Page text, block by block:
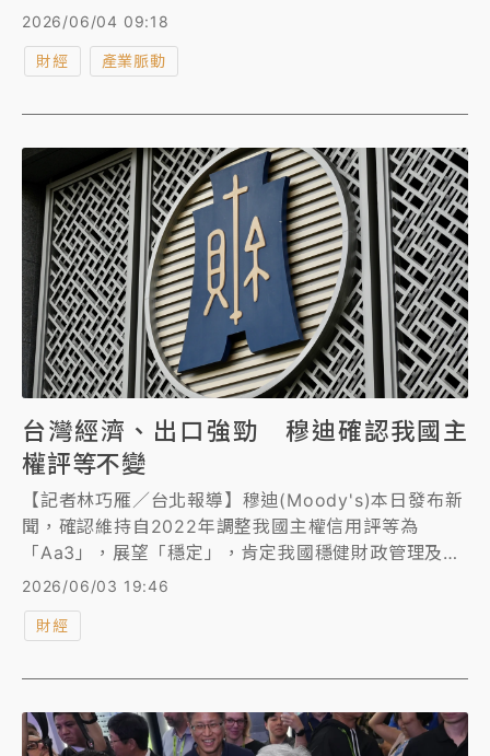
積公電一如既往的支持，讓我們得以再次收穫成果豐碩
新高，「我們的股價在過去1年的表現也令人驚豔，從
月3號的股價是每股2425元，這365天成長超過了1.5
倍。」
2026/06/04 09:18
財經 產業脈動
台灣經濟、出口強勁 穆迪確認我國主
權評等不變
【記者林巧雁／台北報導】穆迪(Moody's)本日發布新
聞，確認維持自2022年調整我國主權信用評等為
「Aa3」，展望「穩定」，肯定我國穩健財政管理及強
勁財政表現。
2026/06/03 19:46
財經